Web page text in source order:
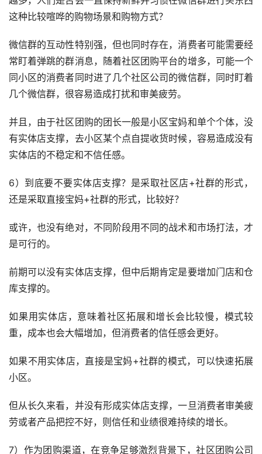
这种比较喧哗的购物场景和购物方式？
微信群的互动性特别强，但也同时存在，消费者可能需要经
常盯着弹跳的群消息，随着社区团购平台的增多，可能一个
同小区的消费者同时进了几个社区公司的微信群，同时盯着
几个微信群，很容易造成打扰和审美疲劳。
并且，由于社区团购的团长一般是小区宝妈和单个个体，没
有实体店支撑，去小区某个点自提收货时候，容易造成没有
实体店的不稳定和不信任感。
6）到底要不要实体店支撑？是采取社区店+社群的形式，
还是采取直接宝妈+社群的形式，比较好？
或许，也没有绝对，不同阶段用不同的战术和市场打法，才
是可行的。
前期可以没有实体店支撑，但中后期肯定是要增加门店和仓
库支撑的。
如果用实体店，意味着社区拓展和增长会比较慢，模式较
重，成本也会大幅增加，但消费者的信任感会更好。
如果不用实体店，直接是宝妈+社群的模式，可以快速拓展
小区。
但从长久来看，并没有形成实体店支撑，一旦消费者审美疲
劳或者产品把控不好，则信任和业绩很难持续的增长。
7）作为团购渠道，在竞争足够激烈背景下，社区团购公司